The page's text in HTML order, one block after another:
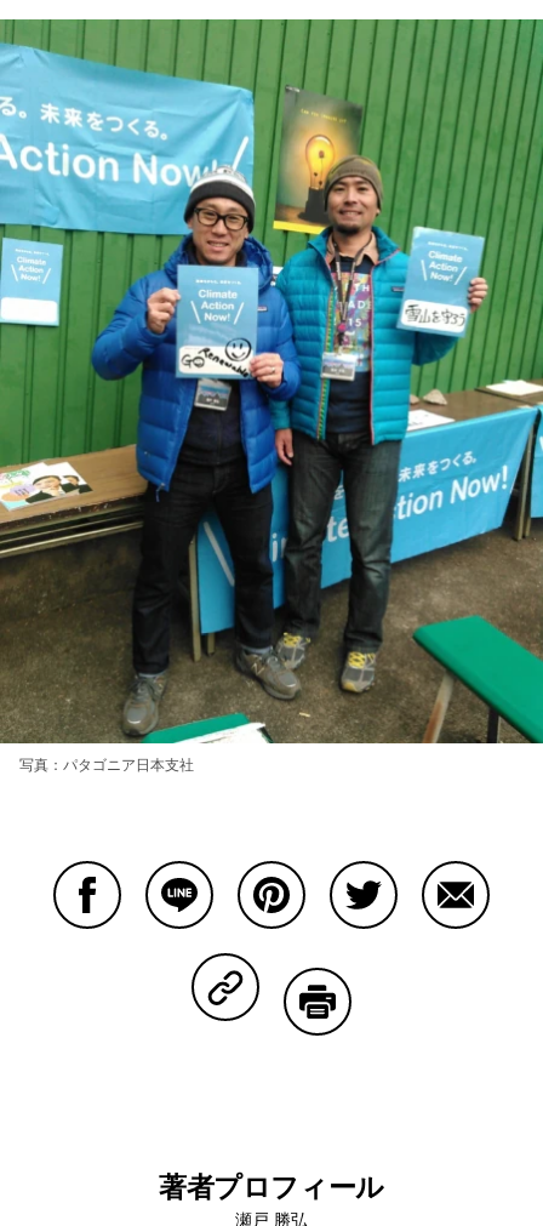
写真：パタゴニア日本支社
Copy Linkで共有する
著者プロフィール
瀬戸 勝弘